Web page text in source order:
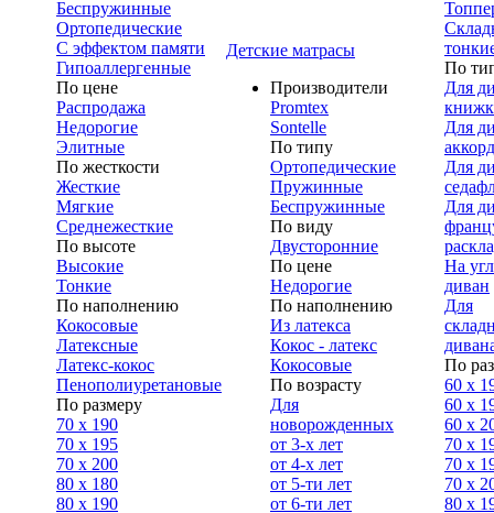
Беспружинные
Ортопедические
С эффектом памяти
Гипоаллергенные
По цене
Распродажа
Недорогие
Элитные
По жесткости
Жесткие
Мягкие
Среднежесткие
По высоте
Высокие
Тонкие
По наполнению
Кокосовые
Латексные
Латекс-кокос
Пенополиуретановые
По размеру
70 х 190
70 х 195
70 х 200
80 х 180
80 х 190
Детские матрасы
Производители
Promtex
Sontelle
По типу
Ортопедические
Пружинные
Беспружинные
По виду
Двусторонние
По цене
Недорогие
По наполнению
Из латекса
Кокос - латекс
Кокосовые
По возрасту
Для
новорожденных
от 3-х лет
от 4-х лет
от 5-ти лет
от 6-ти лет
По
Для
Для
Для
Для
На
диван
Для
По
60 х
60 х
60 х
70 x
70 х
70 x
80 x